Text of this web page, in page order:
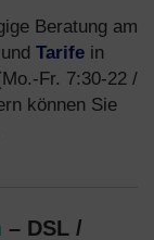
Beratung am
Tarife in
Fr. 7:30-22 /
können Sie
– DSL /